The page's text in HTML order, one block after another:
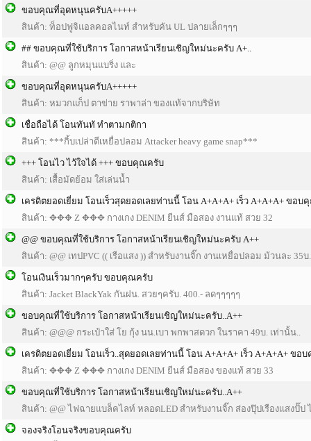
ขอบคุณที่อุดหนุนครับA+++++
สินค้า: ท็อปฟูจิแอลคอลไนท์ สำหรับคัน UL ปลายเล็กๆๆๆ
## ขอบคุณที่ใช้บริการ โอกาสหน้าเรียนเชิญใหม่นะครับ A+..
สินค้า: @@ ลูกหมุนแบริ่ง และ
ขอบคุณที่อุดหนุนครับA+++++
สินค้า: หมวกแก็ป ตาข่าย ราพาล่า ของแท้จากบริษัท
เชื่อถือได้ โอนทันทั ทำตามกติกา
สินค้า: ***กิ้บเปล่าตีเหยื่อปลอม Attacker heavy game snap***
+++ โอนไว ไว้ใจได้ +++ ขอบคุณครับ
สินค้า: เสื้อมัดย้อม ใส่เล่นน้ำ
เครดิตยอดเยี่ยม โอนเร็วสุดยอดเลยท่านนี้ โอน A+A+A+ เร็ว A+A+A+ ขอ
สินค้า: ✥✥✥ Z ✥✥✥ กางเกง DENIM ยีนส์ มือสอง งานแท้ สวย 32
@@ ขอบคุณที่ใช้บริการ โอกาสหน้าเรียนเชิญใหม่นะครับ A++
สินค้า: @@ เทปPVC (( เรือแสง )) สำหรับงานจิ๊ก งานเหยื่อปลอม ม้วนละ 35
โอนเงินเร็วมากๆครับ ขอบคุณครับ
สินค้า: Jacket BlackYak กันฝน. สวยๆครับ. 400.- ลดๆๆๆๆๆ
ขอบคุณที่ใช้บริการ โอกาสหน้าเรียนเชิญใหม่นะครับ..A++
สินค้า: @@@ กระเป๋าใส่ โย กุ้ง นน.เบา พกพาสดวก ในราคา 49บ. เท่านั้น..
เครดิตยอดเยี่ยม โอนเร็ว..สุดยอดเลยท่านนี้ โอน A+A+A+ เร็ว A+A+A+ ข
สินค้า: ✥✥✥ Z ✥✥✥ กางเกง DENIM ยีนส์ มือสอง ของแท้ สวย 33
ขอบคุณที่ใช้บริการ โอกาสหน้าเรียนเชิญใหม่นะครับ..A++
สินค้า: @@ ไฟฉายแบล็คไลท์ หลอดLED สำหรับงานจิ๊ก ส่องปุ๊ปเรืองแสงปั๊ป
จองจริงโอนจริงขอบคุณครับ